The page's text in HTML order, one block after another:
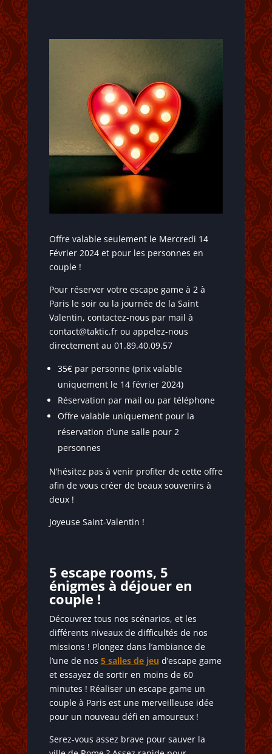
Offre valable seulement le Mercredi 14
Février 2024 et pour les personnes en
couple !
Pour réserver votre escape game à 2 à
Paris le soir ou la journée de la Saint
Valentin, contactez-nous par mail à
contact@taktic.fr ou appelez-nous
directement au 01.89.40.09.57
35€ par personne (prix valable
uniquement le 14 février 2024)
Réservation par mail ou par téléphone
Offre valable uniquement pour la
réservation d’une salle pour 2
personnes
N’hésitez pas à venir profiter de cette offre
afin de vous créer de beaux souvenirs à
deux !
Joyeuse Saint-Valentin !
5 escape rooms, 5
énigmes à déjouer en
couple !
Découvrez tous nos scénarios, et les
différents niveaux de difficultés de nos
missions ! Plongez dans l’ambiance de
l’une de nos 5 salles de jeu d’escape game
et essayez de sortir en moins de 60
minutes ! Réaliser un escape game un
couple à Paris est une merveilleuse idée
pour un nouveau défi en amoureux !
Serez-vous assez brave pour sauver la